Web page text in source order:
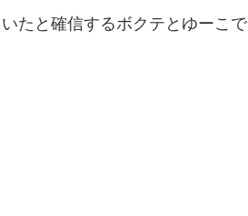
たと確信するボクテとゆーこで